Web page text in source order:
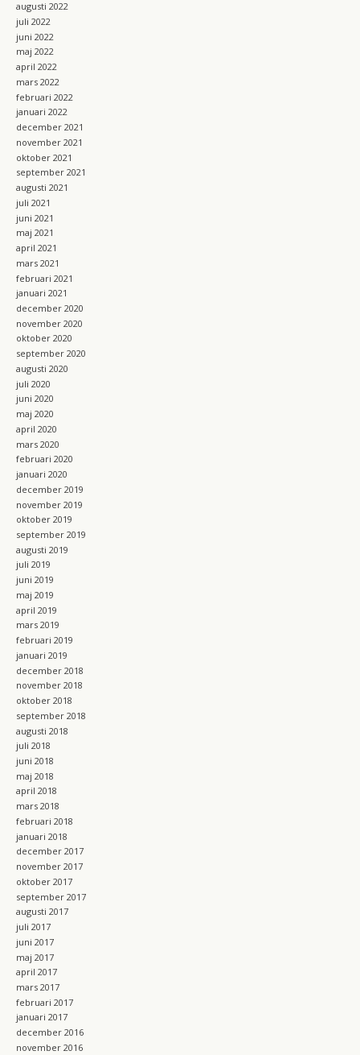
augusti 2022
juli 2022
juni 2022
maj 2022
april 2022
mars 2022
februari 2022
januari 2022
december 2021
november 2021
oktober 2021
september 2021
augusti 2021
juli 2021
juni 2021
maj 2021
april 2021
mars 2021
februari 2021
januari 2021
december 2020
november 2020
oktober 2020
september 2020
augusti 2020
juli 2020
juni 2020
maj 2020
april 2020
mars 2020
februari 2020
januari 2020
december 2019
november 2019
oktober 2019
september 2019
augusti 2019
juli 2019
juni 2019
maj 2019
april 2019
mars 2019
februari 2019
januari 2019
december 2018
november 2018
oktober 2018
september 2018
augusti 2018
juli 2018
juni 2018
maj 2018
april 2018
mars 2018
februari 2018
januari 2018
december 2017
november 2017
oktober 2017
september 2017
augusti 2017
juli 2017
juni 2017
maj 2017
april 2017
mars 2017
februari 2017
januari 2017
december 2016
november 2016